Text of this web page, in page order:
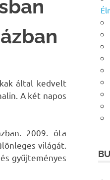
által kedvelt
A két napos
2009. óta
világát.
gyűjteményes